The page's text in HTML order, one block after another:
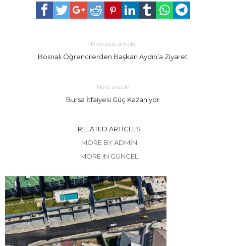
Previous article
Bosnalı Öğrencilerden Başkan Aydın’a Ziyaret
Next article
Bursa İtfaiyesi Güç Kazanıyor
RELATED ARTICLES
MORE BY ADMIN
MORE IN GÜNCEL